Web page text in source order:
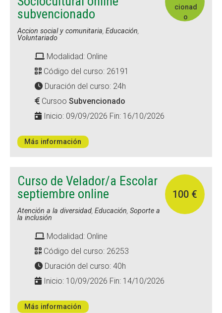
subvencionado
Accion social y comunitaria, Educación,
Voluntariado
Modalidad: Online
Código del curso: 26191
Duración del curso: 24h
Cursoo Subvencionado
Inicio: 09/09/2026 Fin: 16/10/2026
Más información
cionad
o
Curso de Velador/a Escolar
septiembre online
Atención a la diversidad, Educación, Soporte a
la inclusión
Modalidad: Online
Código del curso: 26253
Duración del curso: 40h
Inicio: 10/09/2026 Fin: 14/10/2026
Más información
100 €